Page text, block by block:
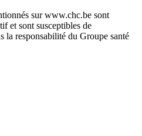
sur www.chc.be sont
et sont susceptibles de
la responsabilité du Groupe santé